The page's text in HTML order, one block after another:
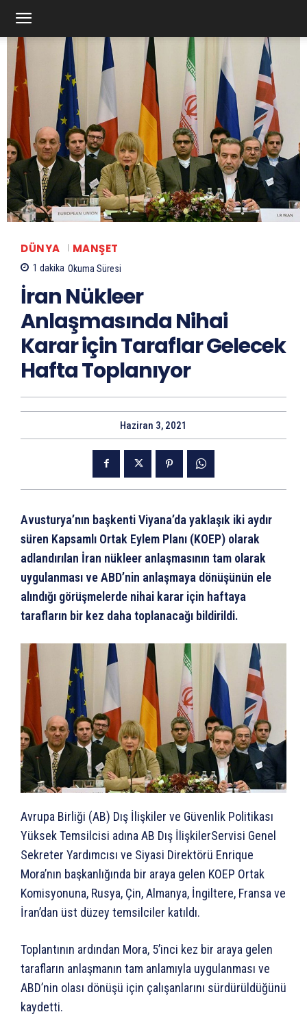
DÜNYA MANŞET
1 dakika Okuma Süresi
İran Nükleer
Anlaşmasında Nihai
Karar için Taraflar Gelecek
Hafta Toplanıyor
Haziran 3, 2021
Avusturya’nın başkenti Viyana’da yaklaşık iki aydır
süren Kapsamlı Ortak Eylem Planı (KOEP) olarak
adlandırılan İran nükleer anlaşmasının tam olarak
uygulanması ve ABD’nin anlaşmaya dönüşünün ele
alındığı görüşmelerde nihai karar için haftaya
tarafların bir kez daha toplanacağı bildirildi.
Avrupa Birliği (AB) Dış İlişkiler ve Güvenlik Politikası
Yüksek Temsilcisi adına AB Dış İlişkilerServisi Genel
Sekreter Yardımcısı ve Siyasi Direktörü Enrique
Mora’nın başkanlığında bir araya gelen KOEP Ortak
Komisyonuna, Rusya, Çin, Almanya, İngiltere, Fransa ve
İran’dan üst düzey temsilciler katıldı.
Toplantının ardından Mora, 5’inci kez bir araya gelen
tarafların anlaşmanın tam anlamıyla uygulanması ve
ABD’nin olası dönüşü için çalışanlarını sürdürüldüğünü
kaydetti.